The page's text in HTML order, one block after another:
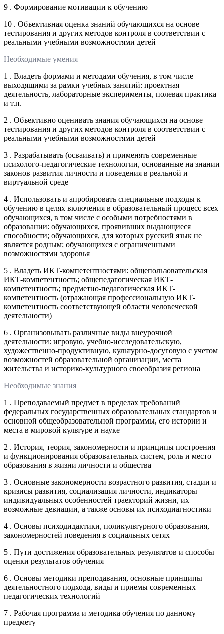
9 . Формирование мотивации к обучению
10 . Объективная оценка знаний обучающихся на основе
тестирования и других методов контроля в соответствии с
реальными учебными возможностями детей
Необходимые умения
1 . Владеть формами и методами обучения, в том числе
выходящими за рамки учебных занятий: проектная
деятельность, лабораторные эксперименты, полевая практика
и т.п.
2 . Объективно оценивать знания обучающихся на основе
тестирования и других методов контроля в соответствии с
реальными учебными возможностями детей
3 . Разрабатывать (осваивать) и применять современные
психолого-педагогические технологии, основанные на знании
законов развития личности и поведения в реальной и
виртуальной среде
4 . Использовать и апробировать специальные подходы к
обучению в целях включения в образовательный процесс всех
обучающихся, в том числе с особыми потребностями в
образовании: обучающихся, проявивших выдающиеся
способности; обучающихся, для которых русский язык не
является родным; обучающихся с ограниченными
возможностями здоровья
5 . Владеть ИКТ-компетентностями: общепользовательская
ИКТ-компетентность; общепедагогическая ИКТ-
компетентность; предметно-педагогическая ИКТ-
компетентность (отражающая профессиональную ИКТ-
компетентность соответствующей области человеческой
деятельности)
6 . Организовывать различные виды внеурочной
деятельности: игровую, учебно-исследовательскую,
художественно-продуктивную, культурно-досуговую с учетом
возможностей образовательной организации, места
жительства и историко-культурного своеобразия региона
Необходимые знания
1 . Преподаваемый предмет в пределах требований
федеральных государственных образовательных стандартов и
основной общеобразовательной программы, его истории и
места в мировой культуре и науке
2 . История, теория, закономерности и принципы построения
и функционирования образовательных систем, роль и место
образования в жизни личности и общества
3 . Основные закономерности возрастного развития, стадии и
кризисы развития, социализация личности, индикаторы
индивидуальных особенностей траекторий жизни, их
возможные девиации, а также основы их психодиагностики
4 . Основы психодидактики, поликультурного образования,
закономерностей поведения в социальных сетях
5 . Пути достижения образовательных результатов и способы
оценки результатов обучения
6 . Основы методики преподавания, основные принципы
деятельностного подхода, виды и приемы современных
педагогических технологий
7 . Рабочая программа и методика обучения по данному
предмету